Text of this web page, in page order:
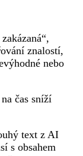
znalostí,
nebo
čas sníží
text z AI
s obsahem